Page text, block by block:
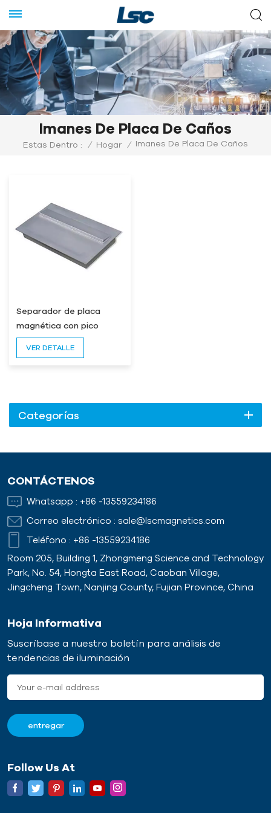
Imanes De Placa De Caños
Estas Dentro : / Hogar / Imanes De Placa De Caños
Separador de placa
magnética con pico
VER DETALLE
Categorías
CONTÁCTENOS
Whatsapp : +86 -13559234186
Correo electrónico : sale@lscmagnetics.com
Teléfono : +86 -13559234186
Room 205, Building 1, Zhongmeng Science and Technology
Park, No. 54, Hongta East Road, Caoban Village,
Jingcheng Town, Nanjing County, Fujian Province, China
Hoja Informativa
Suscríbase a nuestro boletín para análisis de
tendencias de iluminación
Follow Us At